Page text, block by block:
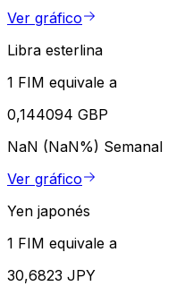
Ver gráfico
Libra esterlina
1 FIM equivale a
0,144094 GBP
NaN (NaN%) Semanal
Ver gráfico
Yen japonés
1 FIM equivale a
30,6823 JPY